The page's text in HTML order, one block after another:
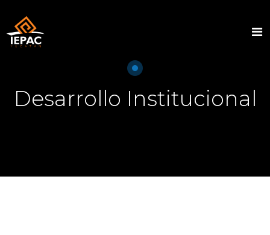
Desarrollo Institucional